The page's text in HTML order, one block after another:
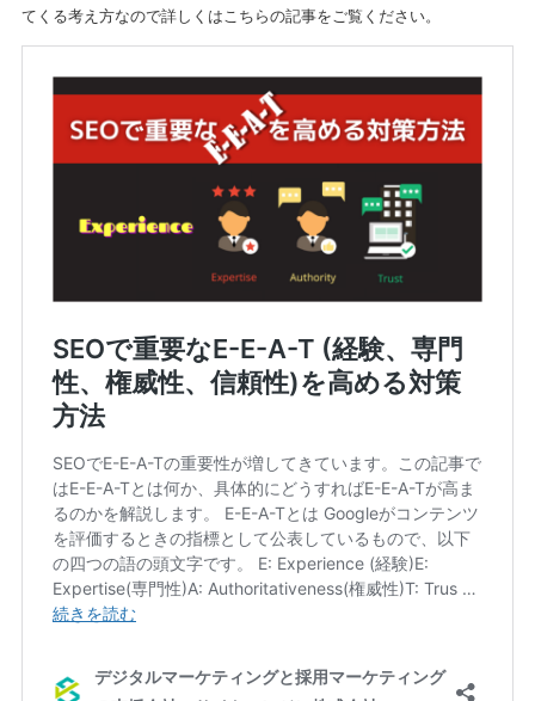
てくる考え方なので詳しくはこちらの記事をご覧ください。